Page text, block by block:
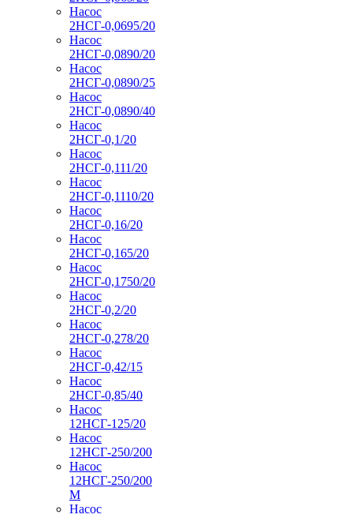
Насос
2НСГ-0,0695/20
Насос
2НСГ-0,0890/20
Насос
2НСГ-0,0890/25
Насос
2НСГ-0,0890/40
Насос
2НСГ-0,1/20
Насос
2НСГ-0,111/20
Насос
2НСГ-0,1110/20
Насос
2НСГ-0,16/20
Насос
2НСГ-0,165/20
Насос
2НСГ-0,1750/20
Насос
2НСГ-0,2/20
Насос
2НСГ-0,278/20
Насос
2НСГ-0,42/15
Насос
2НСГ-0,85/40
Насос
12НСГ-125/20
Насос
12НСГ-250/200
Насос
12НСГ-250/200
М
Насос